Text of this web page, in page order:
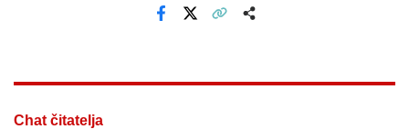
Chat čitatelja